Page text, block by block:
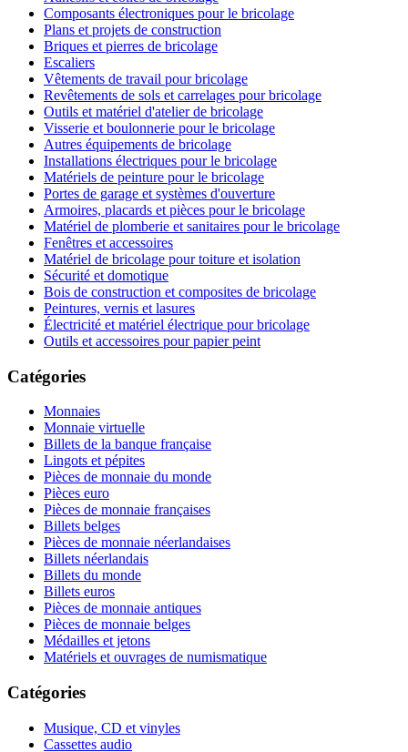
Composants électroniques pour le bricolage
Plans et projets de construction
Briques et pierres de bricolage
Escaliers
Vêtements de travail pour bricolage
Revêtements de sols et carrelages pour bricolage
Outils et matériel d'atelier de bricolage
Visserie et boulonnerie pour le bricolage
Autres équipements de bricolage
Installations électriques pour le bricolage
Matériels de peinture pour le bricolage
Portes de garage et systèmes d'ouverture
Armoires, placards et pièces pour le bricolage
Matériel de plomberie et sanitaires pour le bricolage
Fenêtres et accessoires
Matériel de bricolage pour toiture et isolation
Sécurité et domotique
Bois de construction et composites de bricolage
Peintures, vernis et lasures
Électricité et matériel électrique pour bricolage
Outils et accessoires pour papier peint
Catégories
Monnaies
Monnaie virtuelle
Billets de la banque française
Lingots et pépites
Pièces de monnaie du monde
Pièces euro
Pièces de monnaie françaises
Billets belges
Pièces de monnaie néerlandaises
Billets néerlandais
Billets du monde
Billets euros
Pièces de monnaie antiques
Pièces de monnaie belges
Médailles et jetons
Matériels et ouvrages de numismatique
Catégories
Musique, CD et vinyles
Cassettes audio